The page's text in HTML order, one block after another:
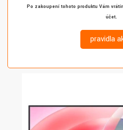
Po zakoupení tohoto produktu Vám
účet.
pravidla